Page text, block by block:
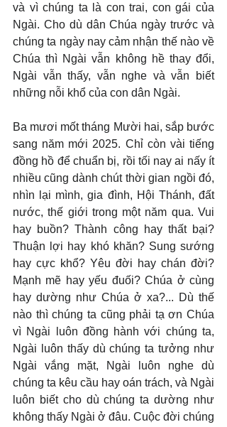
và vì chúng ta là con trai, con gái của
Ngài. Cho dù dân Chúa ngày trước và
chúng ta ngày nay cảm nhận thế nào về
Chúa thì Ngài vẫn không hề thay đổi,
Ngài vẫn thấy, vẫn nghe và vẫn biết
những nỗi khổ của con dân Ngài.
Ba mươi mốt tháng Mười hai, sắp bước
sang năm mới 2025. Chỉ còn vài tiếng
đồng hồ để chuẩn bị, rồi tối nay ai nấy ít
nhiều cũng dành chút thời gian ngồi đó,
nhìn lại mình, gia đình, Hội Thánh, đất
nước, thế giới trong một năm qua. Vui
hay buồn? Thành công hay thất bại?
Thuận lợi hay khó khăn? Sung sướng
hay cực khổ? Yêu đời hay chán đời?
Mạnh mẽ hay yếu đuối? Chúa ở cùng
hay dường như Chúa ở xa?... Dù thế
nào thì chúng ta cũng phải tạ ơn Chúa
vì Ngài luôn đồng hành với chúng ta,
Ngài luôn thấy dù chúng ta tưởng như
Ngài vắng mặt, Ngài luôn nghe dù
chúng ta kêu cầu hay oán trách, và Ngài
luôn biết cho dù chúng ta dường như
không thấy Ngài ở đâu. Cuộc đời chúng